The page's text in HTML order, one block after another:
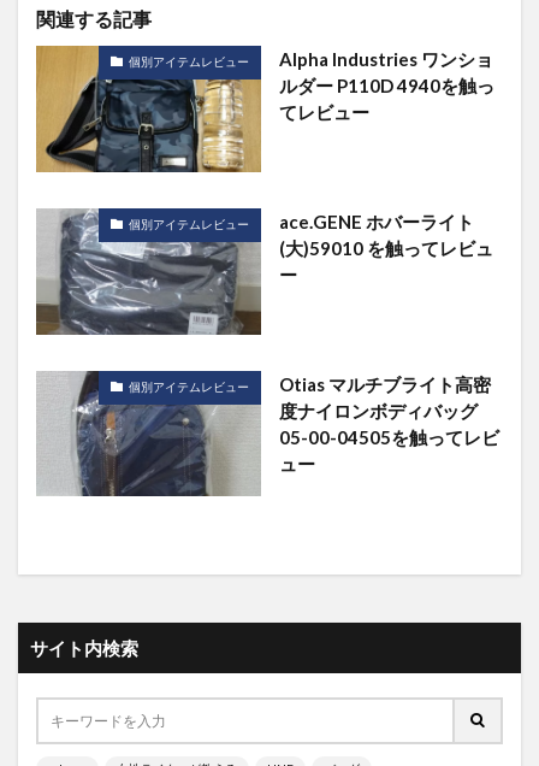
関連する記事
個別アイテムレビュー
Alpha Industries ワンショ
ルダー P110D 4940を触っ
てレビュー
個別アイテムレビュー
ace.GENE ホバーライト
(大)59010 を触ってレビュ
ー
個別アイテムレビュー
Otias マルチブライト高密
度ナイロンボディバッグ
05-00-04505を触ってレビ
ュー
サイト内検索